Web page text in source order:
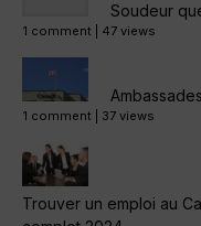
Soudeur
1 comment 47 views
1 comment 37 views
Trouver un emploi au